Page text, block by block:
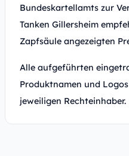
Bundeskartellamts zur
Tanken Gillersheim
Zapfsäule angezeigten
Alle aufgeführten
Produktnamen und
jeweiligen Rechteinhaber.